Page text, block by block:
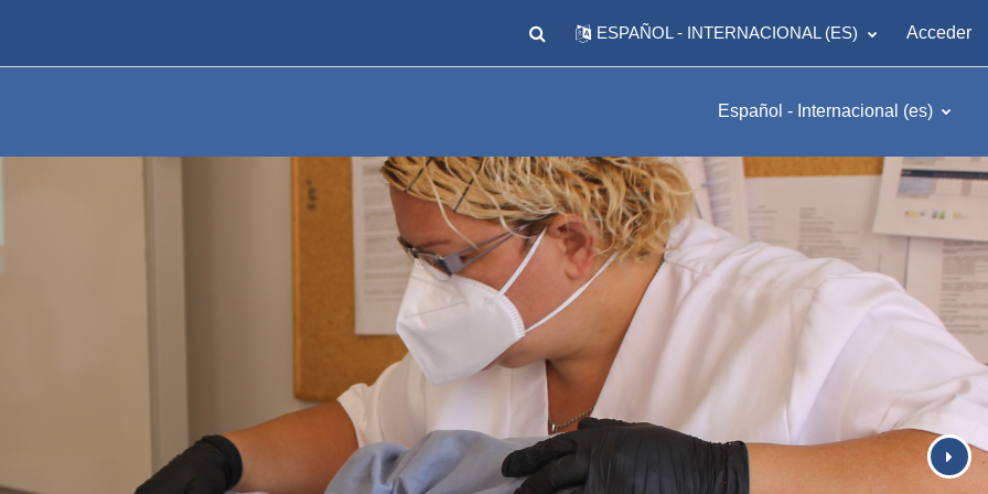
SELECTOR DE BÚSQUEDA DE ENTRADA
ESPAÑOL - INTERNACIONAL ‎(ES)‎ Acceder
Español - Internacional ‎(es)‎